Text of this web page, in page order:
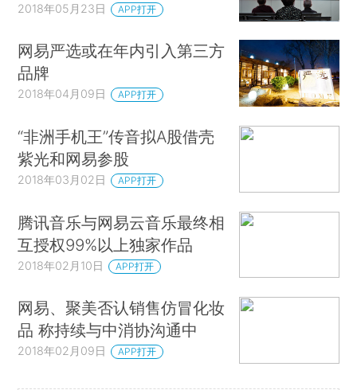
2018年05月23日 APP打开
网易严选或在年内引入第三方
品牌
2018年04月09日 APP打开
“非洲手机王”传音拟A股借壳
紫光和网易参股
2018年03月02日 APP打开
腾讯音乐与网易云音乐最终相
互授权99%以上独家作品
2018年02月10日 APP打开
网易、聚美否认销售仿冒化妆
品 称持续与中消协沟通中
2018年02月09日 APP打开